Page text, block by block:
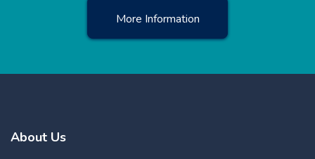
More Information
About Us